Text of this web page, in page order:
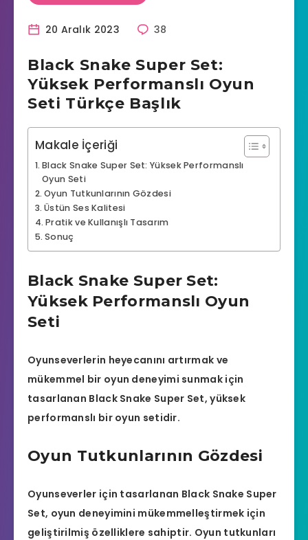
20 Aralık 2023 38
Black Snake Super Set:
Yüksek Performanslı Oyun
Seti Türkçe Başlık
Makale İçeriği
Black Snake Super Set: Yüksek Performanslı
Oyun Seti
Oyun Tutkunlarının Gözdesi
Üstün Ses Kalitesi
Pratik ve Kullanışlı Tasarım
Sonuç
Black Snake Super Set:
Yüksek Performanslı Oyun
Seti
Oyunseverlerin heyecanını artırmak ve
mükemmel bir oyun deneyimi sunmak için
tasarlanan Black Snake Super Set, yüksek
performanslı bir oyun setidir.
Oyun Tutkunlarının Gözdesi
Oyunseverler için tasarlanan Black Snake Super
Set, oyun deneyimini mükemmelleştirmek için
geliştirilmiş özelliklere sahiptir. Oyun tutkunları